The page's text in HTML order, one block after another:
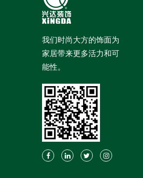
我们时尚大方的饰面为
家居带来更多活力和可
能性。